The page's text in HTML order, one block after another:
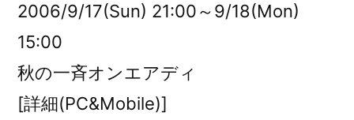
2006/9/17(Sun) 21:00～9/18(Mon)
15:00
秋の一斉オンエアディ
[詳細(PC&Mobile)]